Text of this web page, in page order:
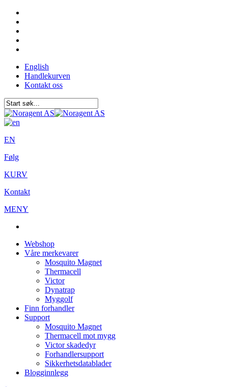
English
Handlekurven
Kontakt oss
EN
Følg
KURV
Kontakt
MENY
Webshop
Våre merkevarer
Mosquito Magnet
Thermacell
Victor
Dynatrap
Myggolf
Finn forhandler
Support
Mosquito Magnet
Thermacell mot mygg
Victor skadedyr
Forhandlersupport
Sikkerhetsdatablader
Blogginnlegg